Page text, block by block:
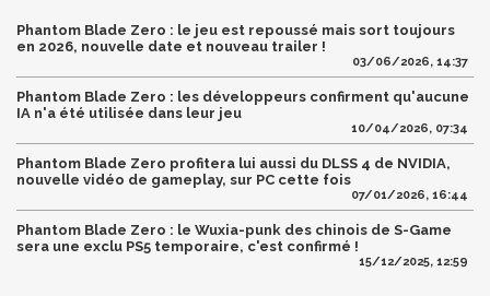
Phantom Blade Zero : le jeu est repoussé mais sort toujours
en 2026, nouvelle date et nouveau trailer !
03/06/2026, 14:37
Phantom Blade Zero : les développeurs confirment qu'aucune
IA n'a été utilisée dans leur jeu
10/04/2026, 07:34
Phantom Blade Zero profitera lui aussi du DLSS 4 de NVIDIA,
nouvelle vidéo de gameplay, sur PC cette fois
07/01/2026, 16:44
Phantom Blade Zero : le Wuxia-punk des chinois de S-Game
sera une exclu PS5 temporaire, c'est confirmé !
15/12/2025, 12:59